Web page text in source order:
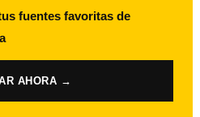
fuentes favoritas de
AHORA →